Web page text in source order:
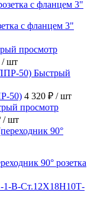
с фланцем 3"
просмотр
/ шт
Быстрый
50) 4 320 ₽ / шт
просмотр
/ шт
90° розетка